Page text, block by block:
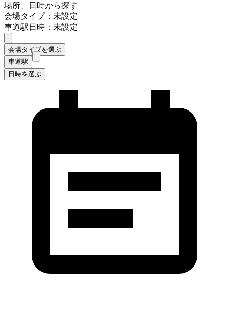
場所、日時から探す
会場タイプ：未設定
車道駅日時：未設定
会場タイプを選ぶ
車道駅
日時を選ぶ